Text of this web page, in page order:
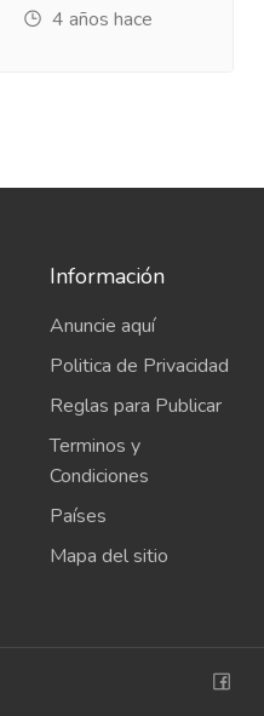
4 años hace
Información
Anuncie aquí
Politica de Privacidad
Reglas para Publicar
Terminos y
Condiciones
Países
Mapa del sitio